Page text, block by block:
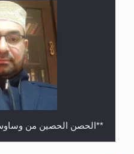
**الحصن الحصين من